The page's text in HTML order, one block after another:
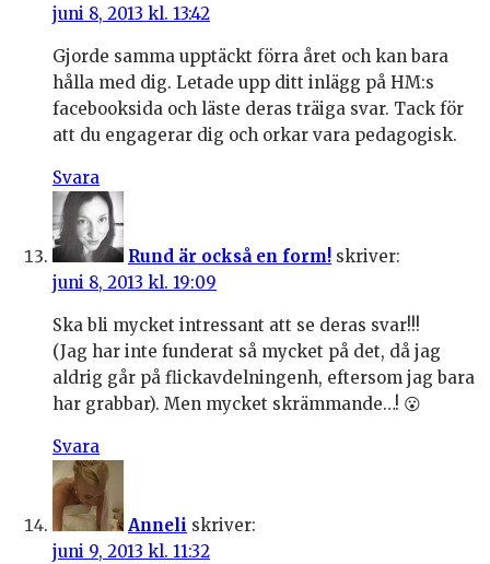
juni 8, 2013 kl. 13:42
Gjorde samma upptäckt förra året och kan bara
hålla med dig. Letade upp ditt inlägg på HM:s
facebooksida och läste deras träiga svar. Tack för
att du engagerar dig och orkar vara pedagogisk.
Svara
Rund är också en form! skriver:
juni 8, 2013 kl. 19:09
Ska bli mycket intressant att se deras svar!!!
(Jag har inte funderat så mycket på det, då jag
aldrig går på flickavdelningenh, eftersom jag bara
har grabbar). Men mycket skrämmande…! 😮
Svara
Anneli skriver:
juni 9, 2013 kl. 11:32